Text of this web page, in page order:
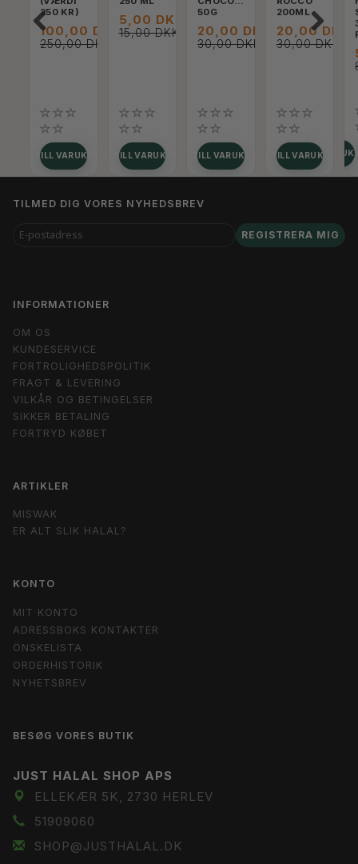
250 KR)
100,00 DKK
250,00 DKK
LÄGG TILL VARUKORGEN
5,00 DKK
15,00 DKK
LÄGG TILL VARUKORGEN
50G
20,00 DKK
30,00 DKK
LÄGG TILL VARUKORGEN
200ML
20,00 DKK
30,00 DKK
LÄGG TILL VARUKORGEN
SE
TILMED DIG VORES NYHEDSBREV
E-
POSTADRESS
REGISTRERA MIG
INFORMATIONER
OM OS
KUNDESERVICE
FORTROLIGHEDSPOLITIK
FRAGT & LEVERING
VILKÅR OG BETINGELSER
SIKKER BETALING
FORTRYD KØBET
ARTIKLER
MISWAK
ER ALT SLIK HALAL?
KONTO
MIT KONTO
ADRESSBOKS KONTAKTER
ÖNSKELISTA
ORDERHISTORIK
NYHETSBREV
BESØG VORES BUTIK
JUST HALAL SHOP APS
ELLEKÆR 5K, 2730 HERLEV
51909060
SHOP@JUSTHALAL.DK